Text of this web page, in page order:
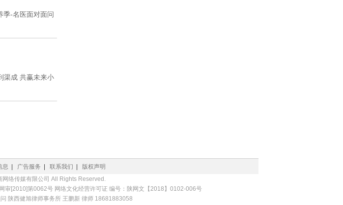
季-名医面对面问
渠成 共赢未来小
息 广告服务 联系我们
版权声明
络传媒有限公司 All Rights Reserved.
[2010]第0062号 网络文化经营许可证 编号：陕网文【2018】0102-006号
陕西健旭律师事务所 王鹏新 律师 18681883058